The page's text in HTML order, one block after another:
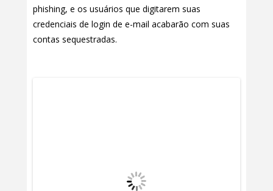
phishing, e os usuários que digitarem suas
credenciais de login de e-mail acabarão com suas
contas sequestradas.